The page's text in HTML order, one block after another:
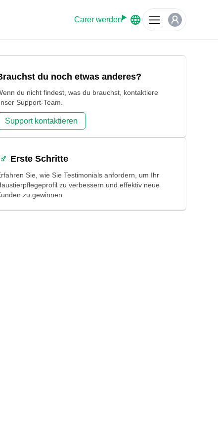
Carer werden
du noch etwas anderes?
du nicht findest, was du brauchst, kontaktiere
Support-Team.
Support kontaktieren
Erste Schritte
Sie, wie Sie Testimonials anfordern, um Ihr
zu verbessern und effektiv neue
zu gewinnen.